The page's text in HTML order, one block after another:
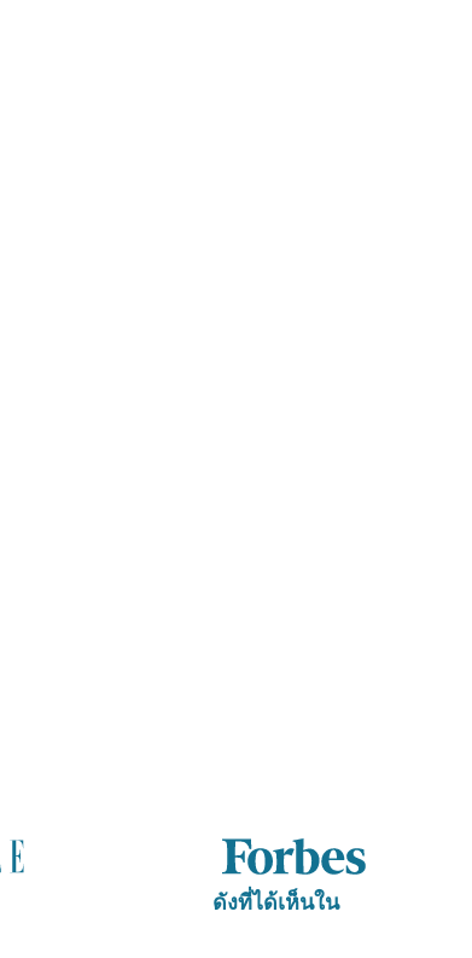
ดังที่ได้เห็นใน